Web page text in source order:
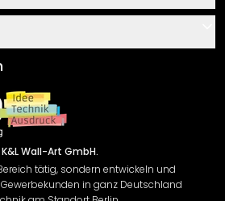
Wall-Art GmbH.
tätig, sondern entwickeln und
in ganz Deutschland